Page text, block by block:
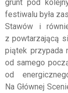
grunt pod
festiwalu była
Stawów i
z powtarzającą
piątek przypada
od samego
od
Na Głównej